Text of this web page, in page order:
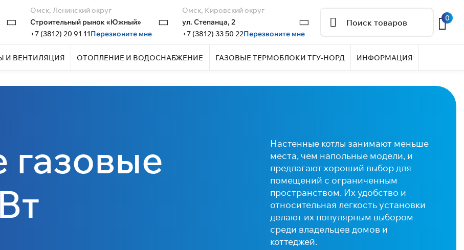
Омск, Ленинский округ
Строительный рынок «Южный»
+7 (3812) 20 91 11Перезвоните мне
Омск, Кировский округ
ул. Степанца, 2
+7 (3812) 33 50 22Перезвоните мне
0
И ВЕНТИЛЯЦИЯ ОТОПЛЕНИЕ И ВОДОСНАБЖЕНИЕ ГАЗОВЫЕ ТЕРМОБЛОКИ ТГУ-НОРД ИНФОРМАЦИЯ
газовые
Настенные котлы занимают меньше
места, чем напольные модели, и
предлагают хороший выбор для
помещений с ограниченным
пространством. Их удобство и
относительная легкость установки
делают их популярным выбором
среди владельцев домов и
коттеджей.